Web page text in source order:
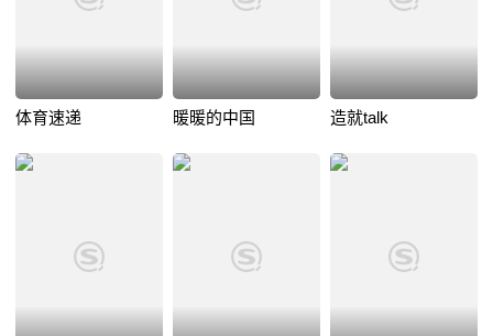
体育速递 暖暖的中国 造就talk